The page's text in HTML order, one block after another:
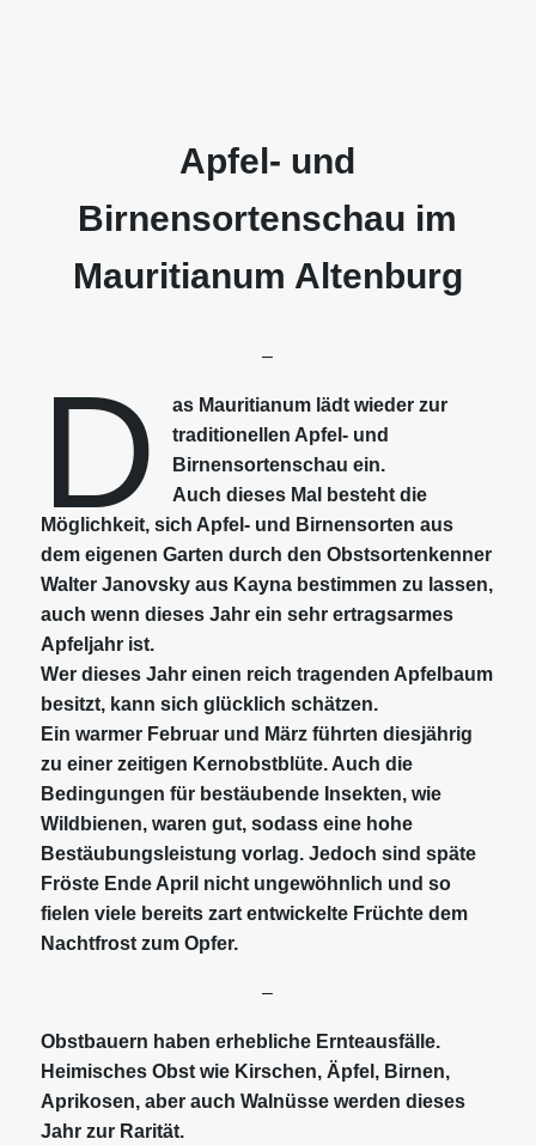
Apfel- und
Birnensortenschau im
Mauritianum Altenburg
–
D
as Mauritianum lädt wieder zur
traditionellen Apfel- und
Birnensortenschau ein.
Auch dieses Mal besteht die
Möglichkeit, sich Apfel- und Birnensorten aus
dem eigenen Garten durch den Obstsortenkenner
Walter Janovsky aus Kayna bestimmen zu lassen,
auch wenn dieses Jahr ein sehr ertragsarmes
Apfeljahr ist.
Wer dieses Jahr einen reich tragenden Apfelbaum
besitzt, kann sich glücklich schätzen.
Ein warmer Februar und März führten diesjährig
zu einer zeitigen Kernobstblüte. Auch die
Bedingungen für bestäubende Insekten, wie
Wildbienen, waren gut, sodass eine hohe
Bestäubungsleistung vorlag. Jedoch sind späte
Fröste Ende April nicht ungewöhnlich und so
fielen viele bereits zart entwickelte Früchte dem
Nachtfrost zum Opfer.
–
Obstbauern haben erhebliche Ernteausfälle.
Heimisches Obst wie Kirschen, Äpfel, Birnen,
Aprikosen, aber auch Walnüsse werden dieses
Jahr zur Rarität.